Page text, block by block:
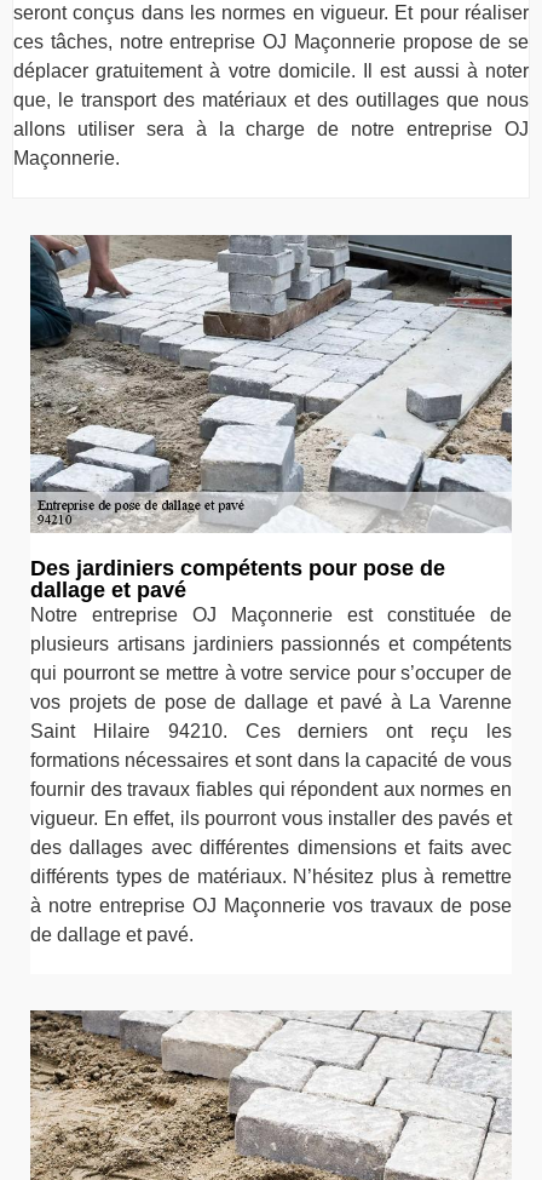
seront conçus dans les normes en vigueur. Et pour réaliser
ces tâches, notre entreprise OJ Maçonnerie propose de se
déplacer gratuitement à votre domicile. Il est aussi à noter
que, le transport des matériaux et des outillages que nous
allons utiliser sera à la charge de notre entreprise OJ
Maçonnerie.
Des jardiniers compétents pour pose de
dallage et pavé
Notre entreprise OJ Maçonnerie est constituée de
plusieurs artisans jardiniers passionnés et compétents
qui pourront se mettre à votre service pour s’occuper de
vos projets de pose de dallage et pavé à La Varenne
Saint Hilaire 94210. Ces derniers ont reçu les
formations nécessaires et sont dans la capacité de vous
fournir des travaux fiables qui répondent aux normes en
vigueur. En effet, ils pourront vous installer des pavés et
des dallages avec différentes dimensions et faits avec
différents types de matériaux. N’hésitez plus à remettre
à notre entreprise OJ Maçonnerie vos travaux de pose
de dallage et pavé.